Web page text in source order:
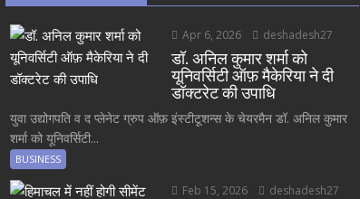
Apr 6, 2026 deshadesh27
डॉ. अनिल कुमार शर्मा को
यूनिवर्सिटी ऑफ़ मैकेरिया ने दी
डॉक्टरेट की उपाधि
युवा उद्योगपति व द प्लेनेट ग्रुप ऑफ़ इंस्टीटूशन्स के चेयरमैन डॉ. अनिल कुमार
शर्मा को यूनिवर्सिटी...
BUSINESS
Feb 15, 2026 deshadesh27